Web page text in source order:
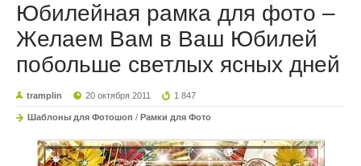
Юбилейная рамка для фото –
Желаем Вам в Ваш Юбилей
побольше светлых ясных дней
tramplin 20 октября 2011 1 847
Шаблоны для Фотошоп / Рамки для Фото